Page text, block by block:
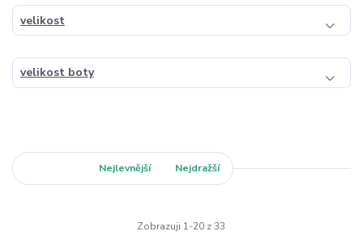
velikost
velikost boty
Nejlevnější Nejdražší
Zobrazuji 1-20 z 33